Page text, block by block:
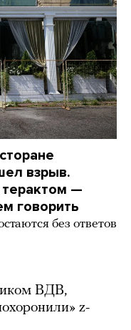
взрыв.
терактом —
говорить
без ответов
ВДВ,
z-